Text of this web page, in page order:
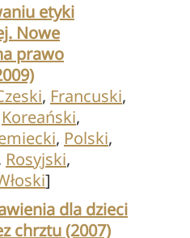
etyki
Nowe
prawo
, Francuski,
Koreański,
, Polski,
Rosyjski,
]
dla dzieci
chrztu (2007)